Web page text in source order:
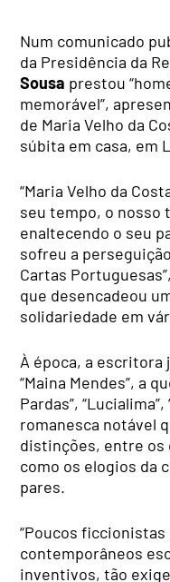
Num comunicado
da Presidência da
Sousa prestou
memorável”,
de Maria Velho da
súbita em casa, em
“Maria Velho da
seu tempo, o nosso
enaltecendo o seu
sofreu a
Cartas
que desencadeou
solidariedade em
À época, a escritora
“Maina Mendes”, a
Pardas”,
romanesca notável
distinções, entre os
como os elogios da
pares.
“Poucos
contemporâneos
inventivos, tão